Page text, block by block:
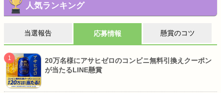
人気ランキング
当選報告 応募情報 懸賞のコツ
20万名様にアサヒゼロのコンビニ無料引換えクーポン
が当たるLINE懸賞